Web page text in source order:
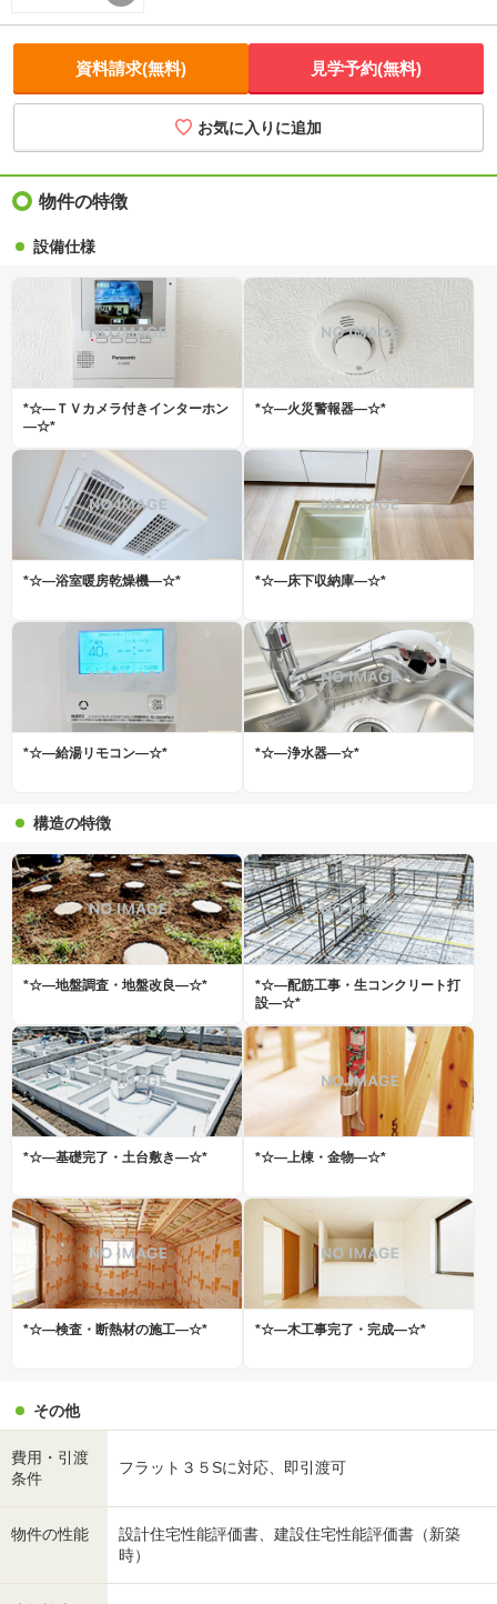
資料請求(無料) 見学予約(無料)
お気に入りに追加
物件の特徴
設備仕様
*☆―ＴＶカメラ付きインターホン
―☆*
*☆―火災警報器―☆*
*☆―浴室暖房乾燥機―☆* *☆―床下収納庫―☆*
*☆―給湯リモコン―☆* *☆―浄水器―☆*
構造の特徴
*☆―地盤調査・地盤改良―☆*
*☆―配筋工事・生コンクリート打
設―☆*
*☆―基礎完了・土台敷き―☆* *☆―上棟・金物―☆*
*☆―検査・断熱材の施工―☆* *☆―木工事完了・完成―☆*
その他
費用・引渡
条件
フラット３５Sに対応、即引渡可
物件の性能
設計住宅性能評価書、建設住宅性能評価書（新築
時）